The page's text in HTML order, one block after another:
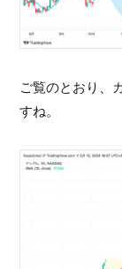
ご覧のとおり、
すね。